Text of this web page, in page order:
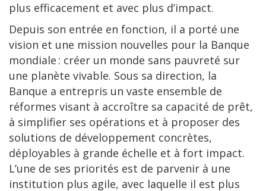
plus efficacement et avec plus d’impact.
Depuis son entrée en fonction, il a porté une
vision et une mission nouvelles pour la Banque
mondiale : créer un monde sans pauvreté sur
une planète vivable. Sous sa direction, la
Banque a entrepris un vaste ensemble de
réformes visant à accroître sa capacité de prêt,
à simplifier ses opérations et à proposer des
solutions de développement concrètes,
déployables à grande échelle et à fort impact.
L’une de ses priorités est de parvenir à une
institution plus agile, avec laquelle il est plus